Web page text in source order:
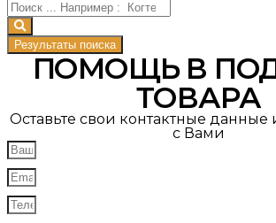
Результаты поиска
ПОМОЩЬ В
ТОВАРА
Оставьте свои контактные
с Вами